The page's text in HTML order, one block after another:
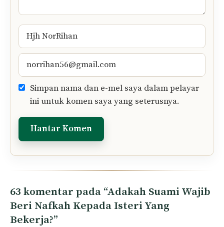
Nama
E-
mel
Simpan nama dan e-mel saya dalam pelayar
ini untuk komen saya yang seterusnya.
63 komentar pada “Adakah Suami Wajib
Beri Nafkah Kepada Isteri Yang
Bekerja?”